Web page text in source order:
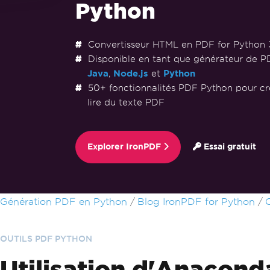
Python
Convertisseur HTML en PDF for Python
Disponible en tant que générateur de
Java, Node.js et Python
50+ fonctionnalités PDF Python pour
lire du texte PDF
Explorer IronPDF Essai gratuit
Passer au contenu du pied de page
Génération PDF en Python Blog IronPDF for Python
OUTILS PDF PYTHON